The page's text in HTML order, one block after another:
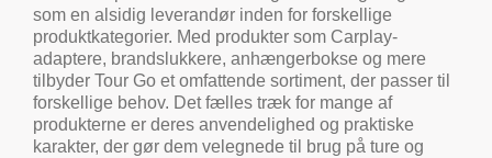
som en alsidig leverandør inden for forskellige
produktkategorier. Med produkter som Carplay-
adaptere, brandslukkere, anhængerbokse og mere
tilbyder Tour Go et omfattende sortiment, der passer til
forskellige behov. Det fælles træk for mange af
produkterne er deres anvendelighed og praktiske
karakter, der gør dem velegnede til brug på ture og